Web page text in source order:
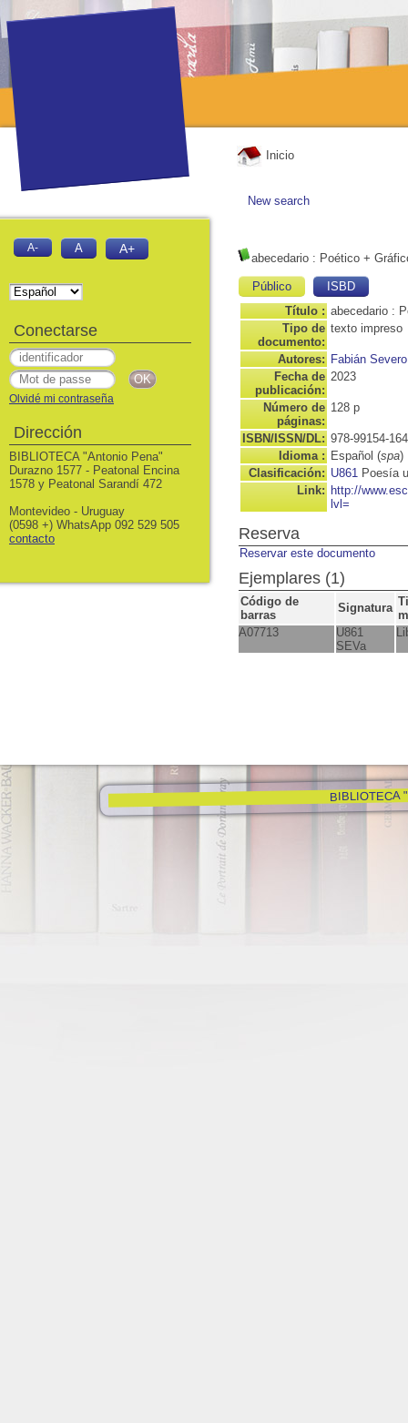
Inicio
New search
abecedario : Poético +
Público
ISBD
Título : abecedario :
Tipo de
documento:
texto impreso
Autores: Fabián Severo
Fecha de
publicación:
2023
Número de
páginas:
128 p
ISBN/ISSN/DL: 978-99154-
Idioma : Español (spa)
Clasificación: U861 Poesía
Link: http://
lvl=
Reserva
Reservar este documento
Ejemplares (1)
Código de
barras
Signatura
A07713
U861
SEVa
BIBLIOTECA
A- A A+
Conectarse
Olvidé mi contraseña
Dirección
BIBLIOTECA "Antonio Pena"
Durazno 1577 - Peatonal Encina
1578 y Peatonal Sarandí 472
Montevideo - Uruguay
(0598 +) WhatsApp 092 529 505
contacto